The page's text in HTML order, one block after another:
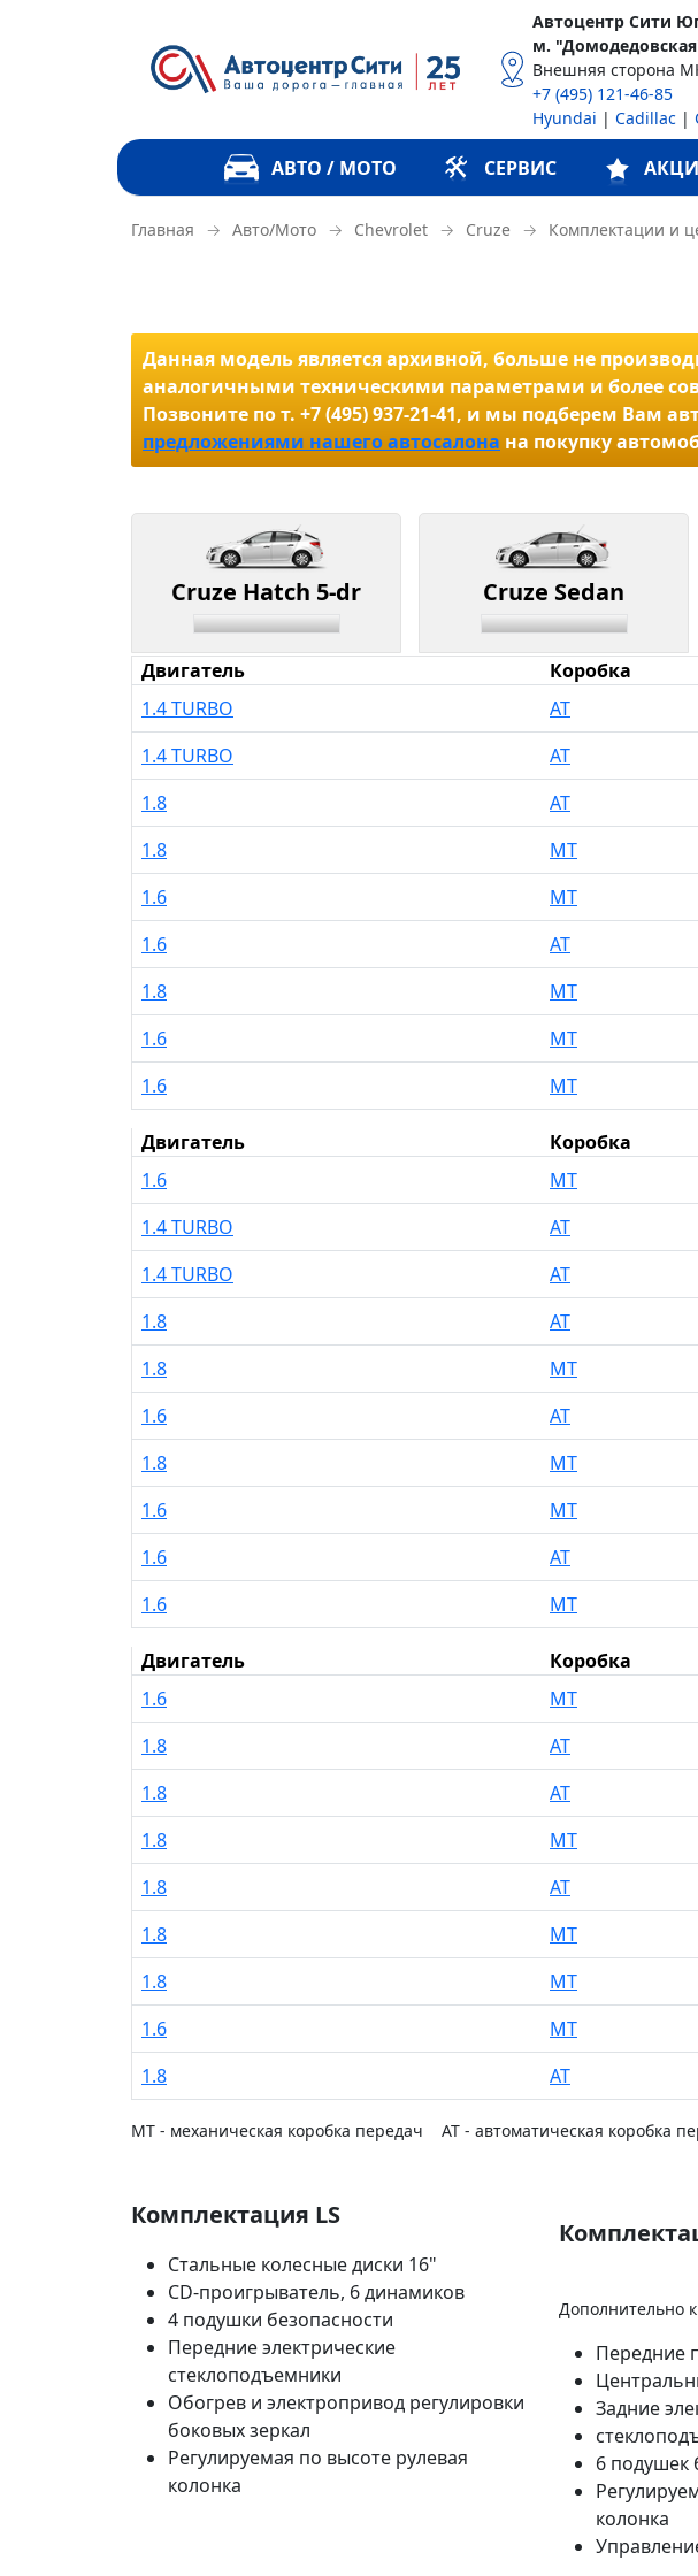
Автоцентр Сити
м.
Внешняя сторона
+7 (495) 121-46-85
Hyundai | Cadillac|
АВТО / МОТО СЕРВИС
Главная → Авто/Мото → Chevrolet → Cruze → Комплектации и
Данная модель является архивной, больше не
аналогичными техническими параметрами и более
Позвоните по т. +7 (495) 937-21-41, и мы подберем Вам
предложениями нашего автосалона на покупку
Cruze Hatch 5-dr Cruze Sedan
Двигатель Коробка
1.4 TURBO
AT
1.4 TURBO
AT
1.8
AT
1.8
MT
1.6
MT
1.6
AT
1.8
MT
1.6
MT
1.6
MT
Двигатель Коробка
1.6
MT
1.4 TURBO
AT
1.4 TURBO
AT
1.8
AT
1.8
MT
1.6
AT
1.8
MT
1.6
MT
1.6
AT
1.6
MT
Двигатель Коробка
1.6
MT
1.8
AT
1.8
AT
1.8
MT
1.8
AT
1.8
MT
1.8
MT
1.6
MT
1.8
AT
MT - механическая коробка передач AT - автоматическая коробка
Комплектация LS
Стальные колесные диски 16"
CD-проигрыватель, 6 динамиков
4 подушки безопасности
Передние электрические
стеклоподъемники
Обогрев и электропривод регулировки
боковых зеркал
Регулируемая по высоте рулевая
колонка
Дополнительно
Передние
Задние
6 подушек
колонка